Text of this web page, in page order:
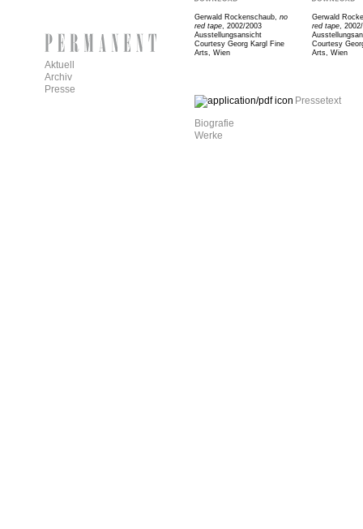
Gerwald Rockenschaub, no
red tape , 2002/2003
Ausstellungsansicht
Courtesy Georg Kargl Fine
Arts, Wien
Gerwald
red tape ,
Courtesy
Arts, Wien
Pressetext
Biografie
Werke
Aktuell
Archiv
Presse